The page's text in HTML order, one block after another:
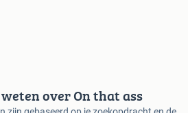
over On that ass